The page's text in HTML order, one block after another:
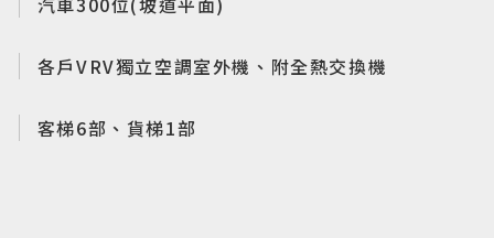
各戶VRV獨立空調室外機、附全熱交換機
客梯6部、貨梯1部